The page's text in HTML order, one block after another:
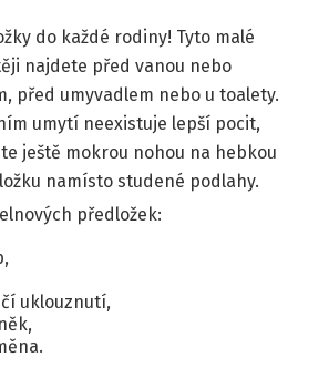
do každé rodiny! Tyto malé
najdete před vanou nebo
před umyvadlem nebo u toalety.
umytí neexistuje lepší pocit,
ještě mokrou nohou na hebkou
namísto studené podlahy.
předložek:
uklouznutí,